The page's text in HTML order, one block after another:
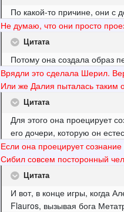
По какой-то причине, они с
Не думаю, что они просто
Цитата
Потому она создала образ
Врядли это сделала Шерил.
Или же Далия пыталась таким
Цитата
Для этого она проецирует
его дочери, которую он
Если она проецирует
Сибил совсем посторонный
Цитата
И вот, в конце игры, когда
Flauros, вызывая бога